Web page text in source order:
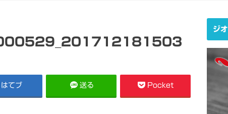
はてブ 送る Pocket
ジ